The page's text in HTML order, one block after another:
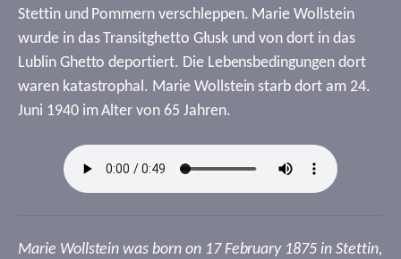
Stettin und Pommern verschleppen. Marie Wollstein
wurde in das Transitghetto Głusk und von dort in das
Lublin Ghetto deportiert. Die Lebensbedingungen dort
waren katastrophal. Marie Wollstein starb dort am 24.
Juni 1940 im Alter von 65 Jahren.
Marie Wollstein was born on 17 February 1875 in Stettin,